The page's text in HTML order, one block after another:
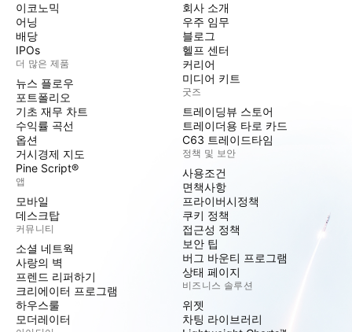
이코노믹
어닝
배당
IPOs
더 많은 제품
뉴스 플로우
포트폴리오
기초 재무 차트
수익률 곡선
옵션
거시경제 지도
Pine Script®
앱
모바일
데스크탑
커뮤니티
소셜 네트웍
사랑의 벽
프렌드 리퍼하기
크리에이터 프로그램
하우스룰
모더레이터
회사 소개
우주 임무
블로그
헬프 센터
커리어
미디어 키트
굿즈
트레이딩뷰 스토어
트레이더용 타로 카드
C63 트레이드타임
정책 및 보안
사용조건
면책사항
프라이버시정책
쿠키 정책
접근성 정책
보안 팁
버그 바운티 프로그램
상태 페이지
비즈니스 솔루션
위젯
차팅 라이브러리